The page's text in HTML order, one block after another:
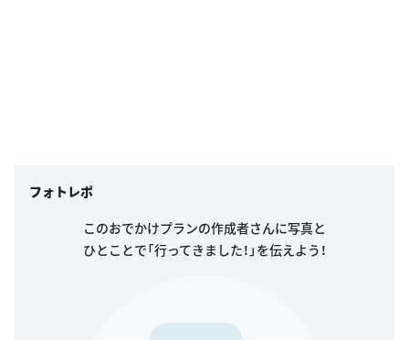
フォトレポ
このおでかけプランの作成者さんに写真と
ひとことで「行ってきました！」を伝えよう！